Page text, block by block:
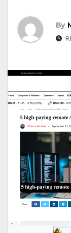
By
9